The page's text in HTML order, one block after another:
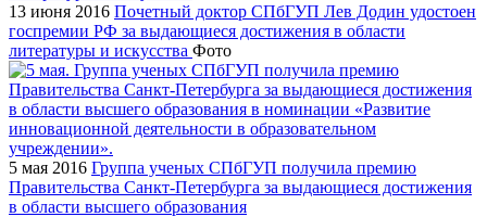
13 июня 2016 Почетный доктор СПбГУП Лев Додин удостоен
госпремии РФ за выдающиеся достижения в области
литературы и искусства Фото
5 мая 2016 Группа ученых СПбГУП получила премию
Правительства Санкт-Петербурга за выдающиеся достижения
в области высшего образования